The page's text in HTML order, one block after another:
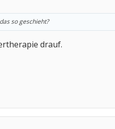
so geschieht?
drauf.